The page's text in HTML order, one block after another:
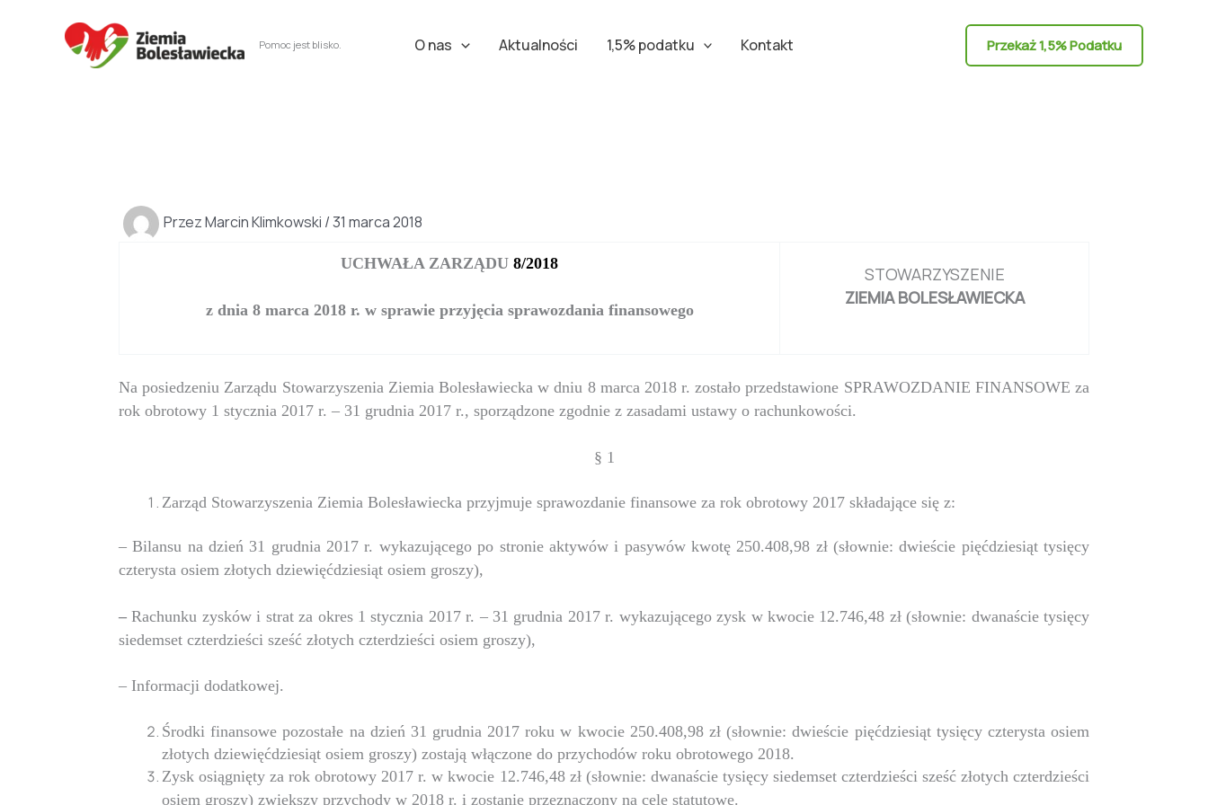
Pomoc jest blisko. O nas Aktualności 1,5% podatku Kontakt Przekaż 1,5% Podatku
PrzezMarcin Klimkowski /31 marca 2018
UCHWAŁA ZARZĄDU 8/2018
z dnia 8 marca 2018 r. w sprawie przyjęcia sprawozdania finansowego
STOWARZYSZENIE
ZIEMIA BOLESŁAWIECKA
Na posiedzeniu Zarządu Stowarzyszenia Ziemia Bolesławiecka w dniu 8 marca 2018 r. zostało przedstawione SPRAWOZDANIE FINANSOWE za
rok obrotowy 1 stycznia 2017 r. – 31 grudnia 2017 r., sporządzone zgodnie z zasadami ustawy o rachunkowości.
§ 1
Zarząd Stowarzyszenia Ziemia Bolesławiecka przyjmuje sprawozdanie finansowe za rok obrotowy 2017 składające się z:
– Bilansu na dzień 31 grudnia 2017 r. wykazującego po stronie aktywów i pasywów kwotę 250.408,98 zł (słownie: dwieście pięćdziesiąt tysięcy
czterysta osiem złotych dziewięćdziesiąt osiem groszy),
– Rachunku zysków i strat za okres 1 stycznia 2017 r. – 31 grudnia 2017 r. wykazującego zysk w kwocie 12.746,48 zł (słownie: dwanaście tysięcy
siedemset czterdzieści sześć złotych czterdzieści osiem groszy),
– Informacji dodatkowej.
Środki finansowe pozostałe na dzień 31 grudnia 2017 roku w kwocie 250.408,98 zł (słownie: dwieście pięćdziesiąt tysięcy czterysta osiem
złotych dziewięćdziesiąt osiem groszy) zostają włączone do przychodów roku obrotowego 2018.
Zysk osiągnięty za rok obrotowy 2017 r. w kwocie 12.746,48 zł (słownie: dwanaście tysięcy siedemset czterdzieści sześć złotych czterdzieści
osiem groszy) zwiększy przychody w 2018 r. i zostanie przeznaczony na cele statutowe.